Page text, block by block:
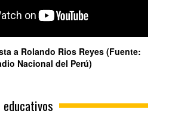
a Rolando Rios Reyes (Fuente:
Nacional del Perú)